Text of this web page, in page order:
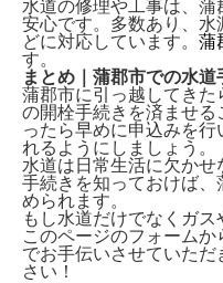
水道の修理や工事は、 蒲
安心です。多数あり、
どに対応しています。 蒲
す。
まとめ｜蒲郡市での水道
蒲郡市に引っ越してきた
の開栓手続き を済ませる
ったら早めに申込みを
れるようにしましょう。
水道は日常生活に欠か
手続きを知っておけば
められます。
もし水道だけでなくガス
このページのフォームか
でお手伝いさせていた
さい！